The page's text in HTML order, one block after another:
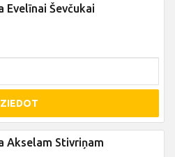
Evelīnai Ševčukai
ZIEDOT
Akselam Stivriņam